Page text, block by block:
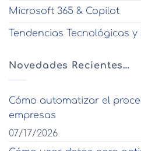
Microsoft 365 & Copilot
Tendencias Tecnológicas
Novedades Recientes…
Cómo automatizar el
empresas
07/17/2026